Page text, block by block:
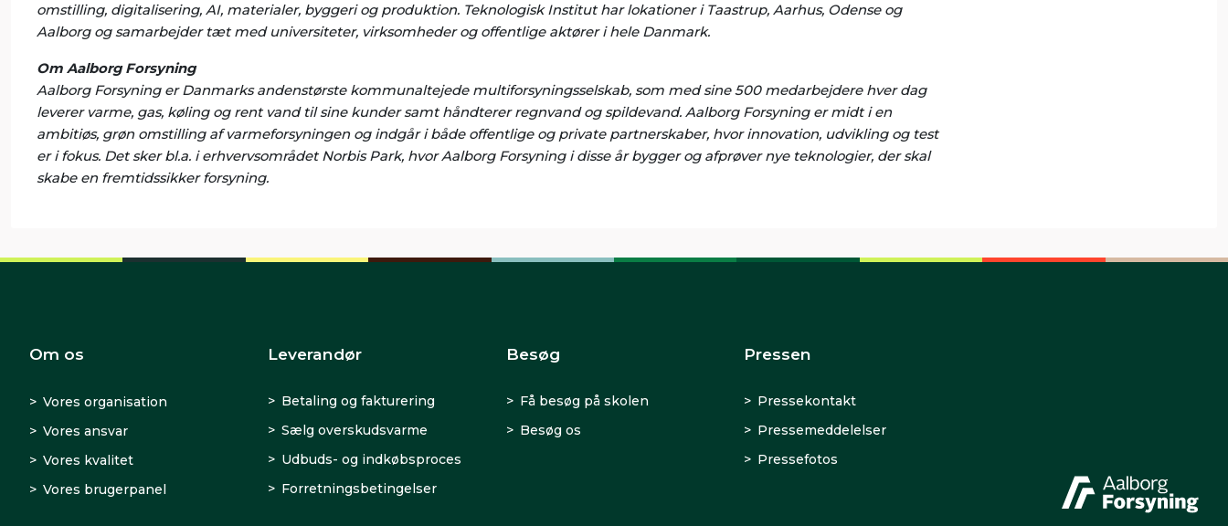
omstilling, digitalisering, AI, materialer, byggeri og produktion. Teknologisk Institut har lokationer i Taastrup, Aarhus, Odense og
Aalborg og samarbejder tæt med universiteter, virksomheder og offentlige aktører i hele Danmark.
Om Aalborg Forsyning
Aalborg Forsyning er Danmarks andenstørste kommunaltejede multiforsyningsselskab, som med sine 500 medarbejdere hver dag
leverer varme, gas, køling og rent vand til sine kunder samt håndterer regnvand og spildevand. Aalborg Forsyning er midt i en
ambitiøs, grøn omstilling af varmeforsyningen og indgår i både offentlige og private partnerskaber, hvor innovation, udvikling og test
er i fokus. Det sker bl.a. i erhvervsområdet Norbis Park, hvor Aalborg Forsyning i disse år bygger og afprøver nye teknologier, der skal
skabe en fremtidssikker forsyning.
Om os
Vores organisation
Vores ansvar
Vores kvalitet
Vores brugerpanel
Leverandør
Betaling og fakturering
Sælg overskudsvarme
Udbuds- og indkøbsproces
Forretningsbetingelser
Besøg
Få besøg på skolen
Besøg os
Pressen
Pressekontakt
Pressemeddelelser
Pressefotos